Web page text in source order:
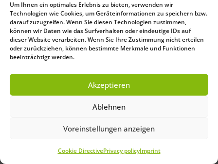
Um Ihnen ein optimales Erlebnis zu bieten, verwenden wir
Technologien wie Cookies, um Geräteinformationen zu speichern bzw.
darauf zuzugreifen. Wenn Sie diesen Technologien zustimmen,
können wir Daten wie das Surfverhalten oder eindeutige IDs auf
dieser Website verarbeiten. Wenn Sie Ihre Zustimmung nicht erteilen
oder zurückziehen, können bestimmte Merkmale und Funktionen
beeinträchtigt werden.
Akzeptieren
Ablehnen
Voreinstellungen anzeigen
Cookie DirectivePrivacy policyImprint